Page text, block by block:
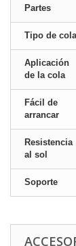
Partes
Tipo de cola
Aplicación
de la cola
Fácil de
arrancar
Resistencia
al sol
Soporte